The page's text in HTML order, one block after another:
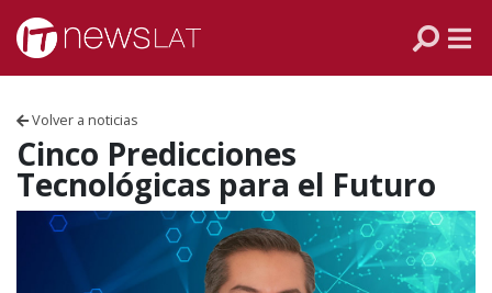
Skip to content
Volver a noticias
Cinco Predicciones
Tecnológicas para el Futuro
ECUADOR
PERÚ